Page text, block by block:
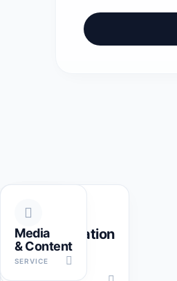
Kommunikation
&
Marketing
Digital
& KI
SERVICE
Media
& Content
SERVICE